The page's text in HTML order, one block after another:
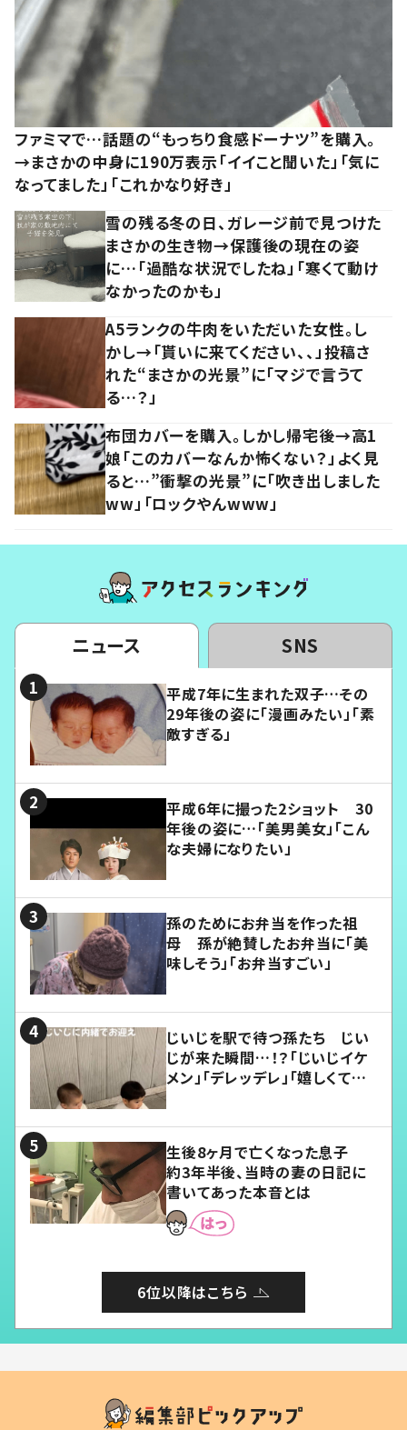
ファミマで…話題の“もっちり食感ドーナツ”を購入。
→まさかの中身に190万表示「イイこと聞いた」「気に
なってました」「これかなり好き」
雪の残る冬の日、ガレージ前で見つけた
まさかの生き物→保護後の現在の姿
に…「過酷な状況でしたね」「寒くて動け
なかったのかも」
A5ランクの牛肉をいただいた女性。し
かし→「貰いに来てください、、」投稿さ
れた“まさかの光景”に「マジで言うて
る…？」
布団カバーを購入。しかし帰宅後→高1
娘「このカバーなんか怖くない？」よく見
ると…”衝撃の光景”に「吹き出しました
ww」「ロックやんwww」
ニュース SNS
平成7年に生まれた双子…その
29年後の姿に「漫画みたい」「素
敵すぎる」
平成6年に撮った2ショット 30
年後の姿に…「美男美女」「こん
な夫婦になりたい」
孫のためにお弁当を作った祖
母 孫が絶賛したお弁当に「美
味しそう」「お弁当すごい」
じいじを駅で待つ孫たち じい
じが来た瞬間…！？「じいじイケ
メン」「デレッデレ」「嬉しくて可
生後8ヶ月で亡くなった息子
約3年半後、当時の妻の日記に
書いてあった本音とは
6位以降はこちら